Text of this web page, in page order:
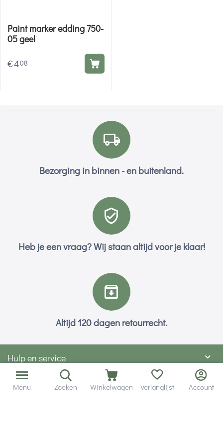
Paint marker edding 750-
05 geel
€408
Bezorging in binnen - en buitenland.
Heb je een vraag? Wij staan altijd voor je klaar!
Altijd 120 dagen retourrecht.
Hulp en service
Contact gegevens
Menu Zoeken Winkelwagen Verlanglijst Account